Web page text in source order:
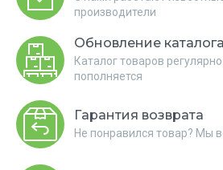
производители
Обновление каталога
Каталог товаров
пополняется
Гарантия возврата
Не понравился товар? Мы